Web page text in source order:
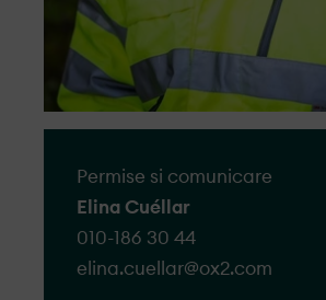
Permise si comunicare
Elina Cuéllar
010-186 30 44
elina.cuellar@​ox2.com